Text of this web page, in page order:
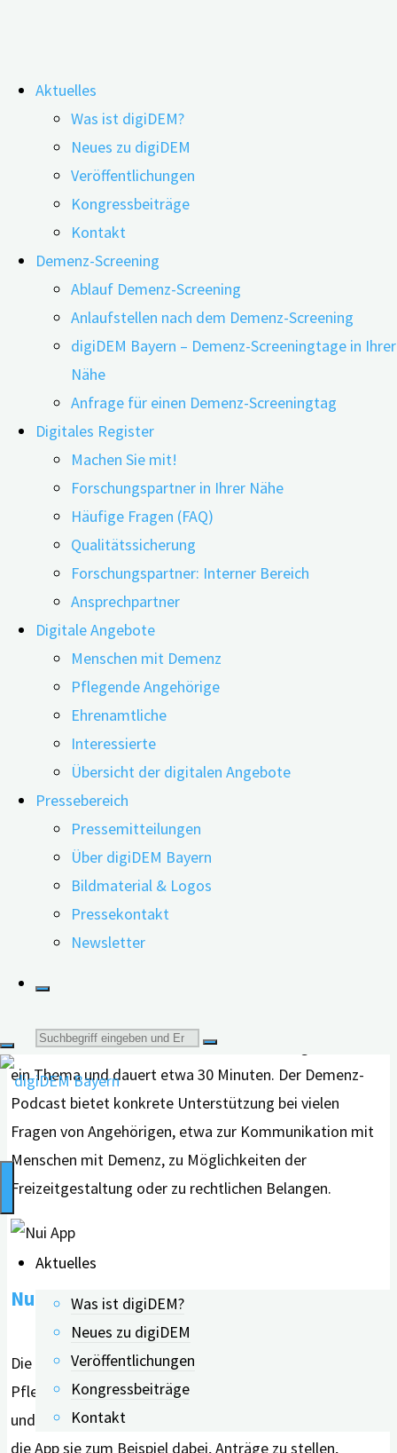
Inhalt
springen
Aktuelles
Was ist digiDEM?
Neues zu digiDEM
Veröffentlichungen
Kongressbeiträge
Kontakt
Demenz-Screening
Ablauf Demenz-Screening
Anlaufstellen nach dem Demenz-Screening
digiDEM Bayern – Demenz-Screeningtage in Ihrer
Nähe
Anfrage für einen Demenz-Screeningtag
Digitales Register
Machen Sie mit!
Forschungspartner in Ihrer Nähe
Häufige Fragen (FAQ)
Qualitätssicherung
Forschungspartner: Interner Bereich
Ansprechpartner
Digitale Angebote
Menschen mit Demenz
Pflegende Angehörige
Ehrenamtliche
Interessierte
Übersicht der digitalen Angebote
Pressebereich
Pressemitteilungen
Über digiDEM Bayern
Bildmaterial & Logos
Pressekontakt
Newsletter
Suche
nach:
Aktuelles
Was ist digiDEM?
Neues zu digiDEM
Veröffentlichungen
Kongressbeiträge
Kontakt
Weitere Angebote
Das Demenz-Forschungsprojekt digiDEM Bayern hatte
im Rahmen eines Open Innovation Wettbewerbs dazu
aufgerufen, sich mit digitalen Lösungen für Menschen
mit Demenz, pflegende Angehörige, interessierte
Bürger*innen und ehrenamtliche Helfer*innen zu
bewerben. Insgesamt wurden 19 Angebote eingereicht,
von denen eine Experten-Jury nun die drei Gewinner
ausgewählt hat.
Online-Pflegekurs
Der Online-Pflegekurs “Alzheimer & Demenz” der
Töchter & Söhne Gesellschaft für digitale Helfer
mbH richtet sich an pflegende Angehörige und
ehrenamtlich Pflegende und vermittelt die wichtigsten
Menschen mit Demenz im häuslichen Umfeld.
der ihre individuellen Fragen rund ums Thema Pflege
Demenz Podcast
Der kostenlose “Demenz-Podcast” des medhochzwei-
die sich mit Demenz befassen. Jede Sendung behandelt
ein Thema und dauert etwa 30 Minuten. Der Demenz-
Podcast bietet konkrete Unterstützung bei vielen
Fragen von Angehörigen, etwa zur Kommunikation mit
Menschen mit Demenz, zu Möglichkeiten der
Freizeitgestaltung oder zu rechtlichen Belangen.
Nui App
Die Pflege-App “Nui – Dein digitaler Begleiter durch den
Pflegealltag” der Nui Care GmbH, soll Pflegebedürftigen
und Angehörigen den Alltag erleichtern. So unterstützt
die App sie zum Beispiel dabei, Anträge zu stellen,